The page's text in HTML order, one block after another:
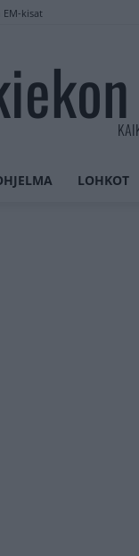
EM-kisat
LOHKOT